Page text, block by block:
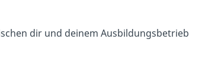
dir und deinem Ausbildungsbetrieb